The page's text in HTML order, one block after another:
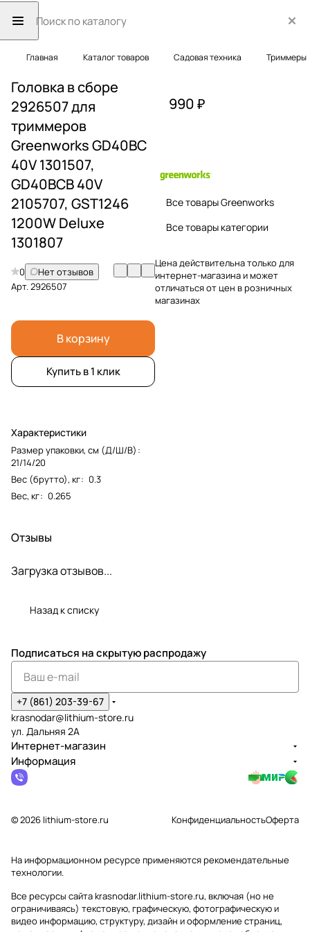
Главная Каталог товаров Садовая техника Триммеры
Головка в сборе
2926507 для
триммеров
Greenworks GD40BC
40V 1301507,
GD40BCB 40V
2105707, GST1246
1200W Deluxe
1301807
0
Нет отзывов
Арт.2926507
В корзину
Купить в 1 клик
Характеристики
Размер упаковки, см (Д/Ш/В) :
21/14/20
Вес (брутто), кг: 0.3
Вес, кг: 0.265
990 ₽
Все товары Greenworks
Все товары категории
Цена действительна только для
интернет-магазина и может
отличаться от цен в розничных
магазинах
Отзывы
Загрузка отзывов...
Назад к списку
Подписаться на скрытую распродажу
+7 (861) 203-39-67
krasnodar@lithium-store.ru
ул. Дальняя 2А
Интернет-магазин
Информация
© 2026 lithium-store.ru КонфиденциальностьОферта
На информационном ресурсе применяютсярекомендательные
технологии.
Все ресурсы сайта krasnodar.lithium-store.ru, включая (но не
ограничиваясь) текстовую, графическую, фотографическую и
видео информацию, структуру, дизайн и оформление страниц,